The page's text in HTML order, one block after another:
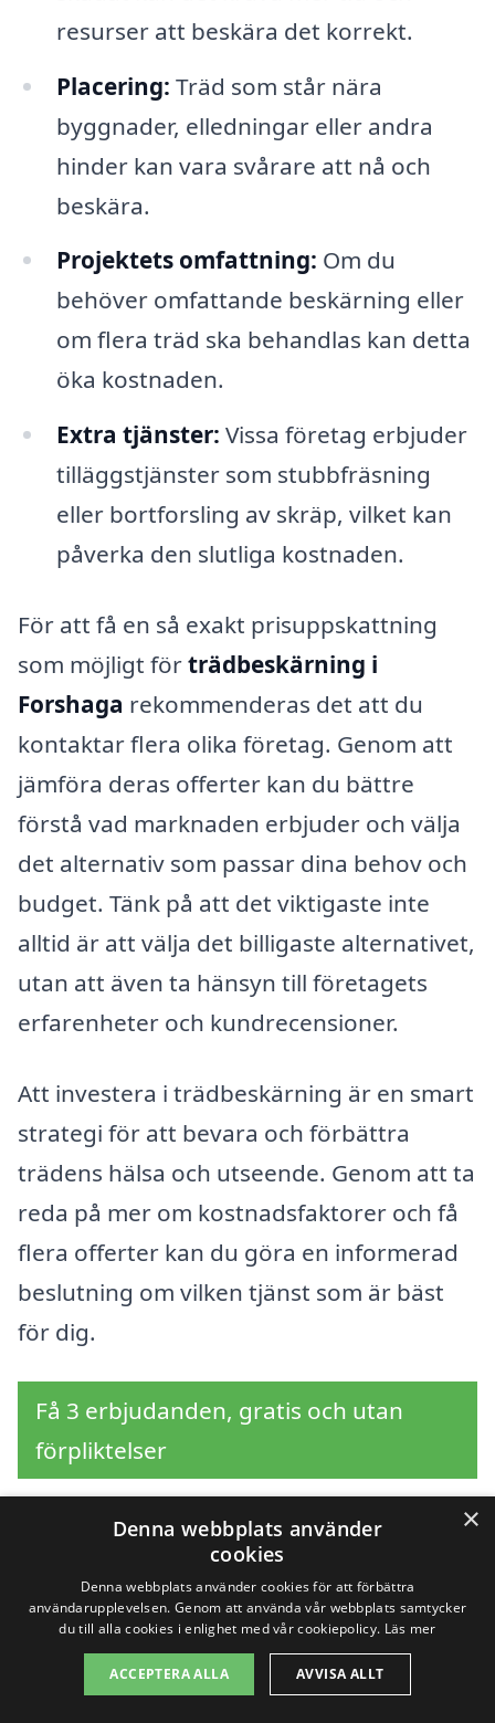
resurser att beskära det korrekt.
Placering: Träd som står nära
byggnader, elledningar eller andra
hinder kan vara svårare att nå och
beskära.
Projektets omfattning: Om du
behöver omfattande beskärning eller
om flera träd ska behandlas kan detta
öka kostnaden.
Extra tjänster: Vissa företag erbjuder
tilläggstjänster som stubbfräsning
eller bortforsling av skräp, vilket kan
påverka den slutliga kostnaden.
För att få en så exakt prisuppskattning
som möjligt förträdbeskärning i
Forshaga rekommenderas det att du
kontaktar flera olika företag. Genom att
jämföra deras offerter kan du bättre
förstå vad marknaden erbjuder och välja
det alternativ som passar dina behov och
budget. Tänk på att det viktigaste inte
alltid är att välja det billigaste alternativet,
utan att även ta hänsyn till företagets
erfarenheter och kundrecensioner.
Att investera i trädbeskärning är en smart
strategi för att bevara och förbättra
trädens hälsa och utseende. Genom att ta
reda på mer om kostnadsfaktorer och få
flera offerter kan du göra en informerad
beslutning om vilken tjänst som är bäst
för dig.
Få 3 erbjudanden, gratis och utan
förpliktelser
Sök efter en
professionell för
trädbeskärning i andra
×
Denna webbplats använder
cookies
Denna webbplats använder cookies för att förbättra
användarupplevelsen. Genom att använda vår webbplats samtycker
du till alla cookies i enlighet med vår cookiepolicy. Läs mer
ACCEPTERA ALLA AVVISA ALLT